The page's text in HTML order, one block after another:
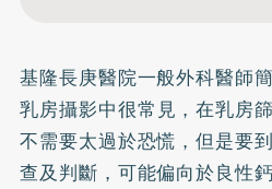
基隆長庚醫院一般外科醫師
乳房攝影中很常見，在乳房
不需要太過於恐慌，但是要
查及判斷，可能偏向於良性